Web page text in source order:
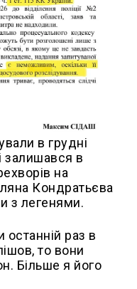
в грудні
залишався в
на
Кондратьєва
з легенями.
останній раз в
то вони
Більше я його